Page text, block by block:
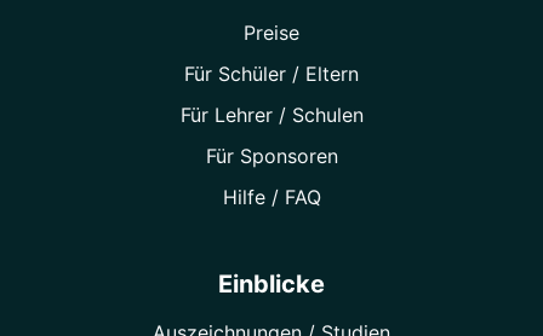
Preise
Für Schüler / Eltern
Für Lehrer / Schulen
Für Sponsoren
Hilfe / FAQ
Einblicke